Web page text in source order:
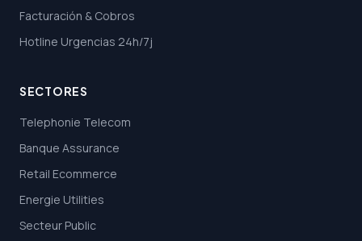
Facturación & Cobros
Hotline Urgencias 24h/7j
SECTORES
Telephonie Telecom
Banque Assurance
Retail Ecommerce
Energie Utilities
Secteur Public